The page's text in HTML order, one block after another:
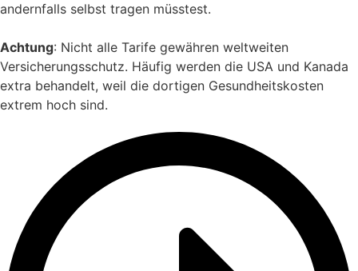
andernfalls selbst tragen müsstest.
Achtung: Nicht alle Tarife gewähren weltweiten
Versicherungsschutz. Häufig werden die USA und Kanada
extra behandelt, weil die dortigen Gesundheitskosten
extrem hoch sind.